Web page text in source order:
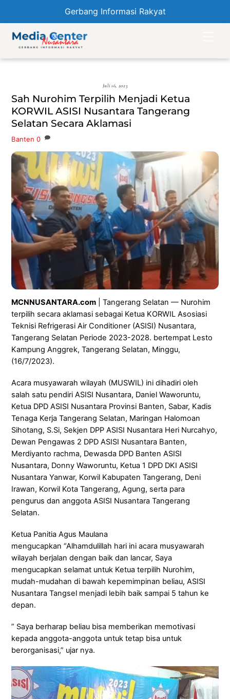
Gerbang Informasi Rakyat
content
Juli 16, 2023
Sah Nurohim Terpilih Menjadi Ketua
KORWIL ASISI Nusantara Tangerang
Selatan Secara Aklamasi
Banten 0
MCNNUSANTARA.com | Tangerang Selatan — Nurohim
terpilih secara aklamasi sebagai Ketua KORWIL Asosiasi
Teknisi Refrigerasi Air Conditioner (ASISI) Nusantara,
Tangerang Selatan Periode 2023-2028. bertempat Lesto
Kampung Anggrek, Tangerang Selatan, Minggu,
(16/7/2023).
Acara musyawarah wilayah (MUSWIL) ini dihadiri oleh
salah satu pendiri ASISI Nusantara, Daniel Waworuntu,
Ketua DPD ASISI Nusantara Provinsi Banten, Sabar, Kadis
Tenaga Kerja Tangerang Selatan, Maringan Halomoan
Sihotang, S.Si, Sekjen DPP ASISI Nusantara Heri Nurcahyo,
Dewan Pengawas 2 DPD ASISI Nusantara Banten,
Merdiyanto rachma, Dewasda DPD Banten ASISI
Nusantara, Donny Waworuntu, Ketua 1 DPD DKI ASISI
Nusantara Yanwar, Korwil Kabupaten Tangerang, Deni
Irawan, Korwil Kota Tangerang, Agung, serta para
pengurus dan anggota ASISI Nusantara Tangerang
Selatan.
Ketua Panitia Agus Maulana
mengucapkan “Alhamdulillah hari ini acara musyawarah
wilayah berjalan dengan baik dan lancar, Saya
mengucapkan selamat untuk Ketua terpilih Nurohim,
mudah-mudahan di bawah kepemimpinan beliau, ASISI
Nusantara Tangsel menjadi lebih baik sampai 5 tahun ke
depan.
” Saya berharap beliau bisa memberikan memotivasi
kepada anggota-anggota untuk tetap bisa untuk
berorganisasi,” ujar nya.